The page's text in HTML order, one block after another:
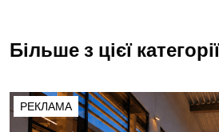
Більше з цієї категорії
РЕКЛАМА